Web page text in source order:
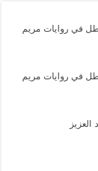
في روايات مريم
في روايات مريم